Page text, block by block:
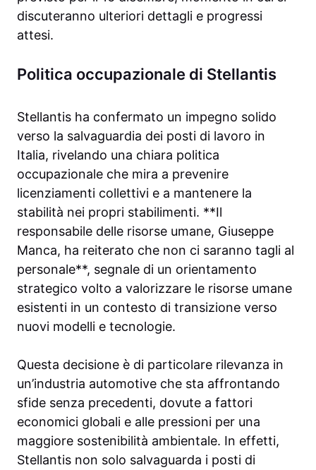
discuteranno ulteriori dettagli e progressi
attesi.
Politica occupazionale di Stellantis
Stellantis ha confermato un impegno solido
verso la salvaguardia dei posti di lavoro in
Italia, rivelando una chiara politica
occupazionale che mira a prevenire
licenziamenti collettivi e a mantenere la
stabilità nei propri stabilimenti. **Il
responsabile delle risorse umane, Giuseppe
Manca, ha reiterato che non ci saranno tagli al
personale**, segnale di un orientamento
strategico volto a valorizzare le risorse umane
esistenti in un contesto di transizione verso
nuovi modelli e tecnologie.
Questa decisione è di particolare rilevanza in
un’industria automotive che sta affrontando
sfide senza precedenti, dovute a fattori
economici globali e alle pressioni per una
maggiore sostenibilità ambientale. In effetti,
Stellantis non solo salvaguarda i posti di